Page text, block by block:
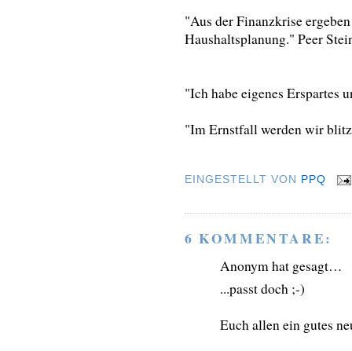
"Aus der Finanzkrise
Haushaltsplanung." Peer
"Ich habe eigenes Erspartes
"Im Ernstfall werden wir
EINGESTELLT VON PPQ
6 KOMMENTARE:
Anonym hat gesagt…
...passt doch ;-)
Euch allen ein gutes